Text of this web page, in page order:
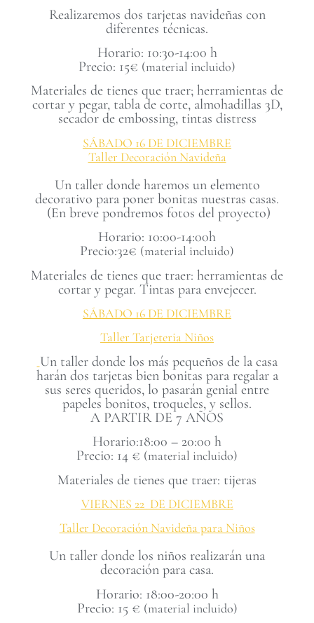
Realizaremos dos tarjetas navideñas con
diferentes técnicas.
Horario: 10:30-14:00 h
Precio: 15€ (material incluido)
Materiales de tienes que traer; herramientas de
cortar y pegar, tabla de corte, almohadillas 3D,
secador de embossing, tintas distress
SÁBADO 16 DE DICIEMBRE
Taller Decoración Navideña
Un taller donde haremos un elemento
decorativo para poner bonitas nuestras casas.
(En breve pondremos fotos del proyecto)
Horario: 10:00-14:00h
Precio:32€ (material incluido)
Materiales de tienes que traer: herramientas de
cortar y pegar. Tintas para envejecer.
SÁBADO 16 DE DICIEMBRE
Taller Tarjeteria Niños
Un taller donde los más pequeños de la casa
harán dos tarjetas bien bonitas para regalar a
sus seres queridos, lo pasarán genial entre
papeles bonitos, troqueles, y sellos.
A PARTIR DE 7 AÑOS
Horario:18:00 – 20:00 h
Precio: 14 € (material incluido)
Materiales de tienes que traer: tijeras
VIERNES 22 DE DICIEMBRE
Taller Decoración Navideña para Niños
Un taller donde los niños realizarán una
decoración para casa.
Horario: 18:00-20:00 h
Precio: 15 € (material incluido)